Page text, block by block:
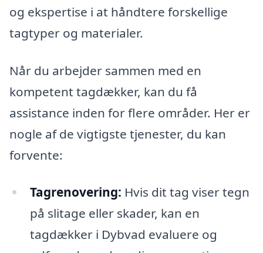
og ekspertise i at håndtere forskellige
tagtyper og materialer.
Når du arbejder sammen med en
kompetent tagdækker, kan du få
assistance inden for flere områder. Her er
nogle af de vigtigste tjenester, du kan
forvente:
Tagrenovering: Hvis dit tag viser tegn
på slitage eller skader, kan en
tagdækker i Dybvad evaluere og